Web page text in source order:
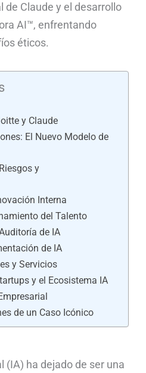
Claude y el desarrollo
AI™, enfrentando
éticos.
y Claude
El Nuevo Modelo de
y
Interna
del Talento
de IA
de IA
y Servicios
y el Ecosistema IA
de un Caso Icónico
(IA) ha dejado de ser una